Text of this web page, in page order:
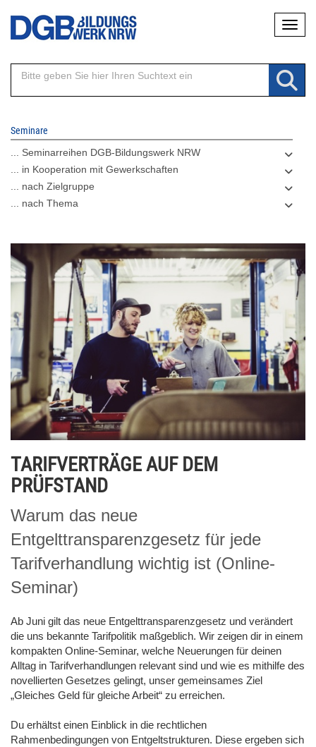
Direkt
Inhalt
Seminare
... Seminarreihen DGB-Bildungswerk NRW
... in Kooperation mit Gewerkschaften
... nach Zielgruppe
... nach Thema
TARIFVERTRÄGE AUF DEM
PRÜFSTAND
Warum das neue
Entgelttransparenzgesetz für jede
Tarifverhandlung wichtig ist (Online-
Seminar)
Ab Juni gilt das neue Entgelttransparenzgesetz und verändert
die uns bekannte Tarifpolitik maßgeblich. Wir zeigen dir in einem
kompakten Online-Seminar, welche Neuerungen für deinen
Alltag in Tarifverhandlungen relevant sind und wie es mithilfe des
novellierten Gesetzes gelingt, unser gemeinsames Ziel
„Gleiches Geld für gleiche Arbeit“ zu erreichen.
Du erhältst einen Einblick in die rechtlichen
Rahmenbedingungen von Entgeltstrukturen. Diese ergeben sich